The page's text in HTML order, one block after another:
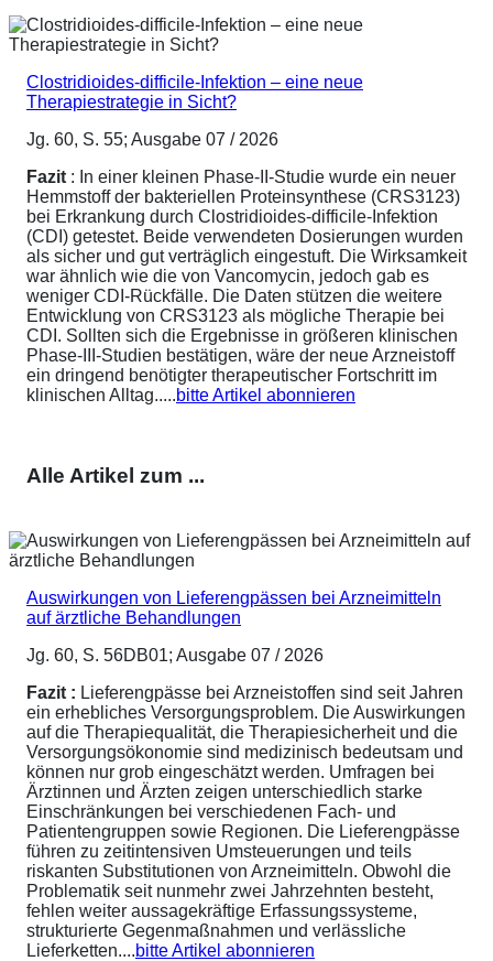
Clostridioides-difficile-Infektion – eine neue
Therapiestrategie in Sicht?
Jg. 60, S. 55; Ausgabe 07 / 2026
Fazit : In einer kleinen Phase-II-Studie wurde ein neuer
Hemmstoff der bakteriellen Proteinsynthese (CRS3123)
bei Erkrankung durch Clostridioides-difficile-Infektion
(CDI) getestet. Beide verwendeten Dosierungen wurden
als sicher und gut verträglich eingestuft. Die Wirksamkeit
war ähnlich wie die von Vancomycin, jedoch gab es
weniger CDI-Rückfälle. Die Daten stützen die weitere
Entwicklung von CRS3123 als mögliche Therapie bei
CDI. Sollten sich die Ergebnisse in größeren klinischen
Phase-III-Studien bestätigen, wäre der neue Arzneistoff
ein dringend benötigter therapeutischer Fortschritt im
klinischen Alltag.....bitte Artikel abonnieren
Alle Artikel zum ...
Auswirkungen von Lieferengpässen bei Arzneimitteln
auf ärztliche Behandlungen
Jg. 60, S. 56DB01; Ausgabe 07 / 2026
Fazit : Lieferengpässe bei Arzneistoffen sind seit Jahren
ein erhebliches Versorgungsproblem. Die Auswirkungen
auf die Therapiequalität, die Therapiesicherheit und die
Versorgungsökonomie sind medizinisch bedeutsam und
können nur grob eingeschätzt werden. Umfragen bei
Ärztinnen und Ärzten zeigen unterschiedlich starke
Einschränkungen bei verschiedenen Fach- und
Patientengruppen sowie Regionen. Die Lieferengpässe
führen zu zeitintensiven Umsteuerungen und teils
riskanten Substitutionen von Arzneimitteln. Obwohl die
Problematik seit nunmehr zwei Jahrzehnten besteht,
fehlen weiter aussagekräftige Erfassungssysteme,
strukturierte Gegenmaßnahmen und verlässliche
Lieferketten....bitte Artikel abonnieren